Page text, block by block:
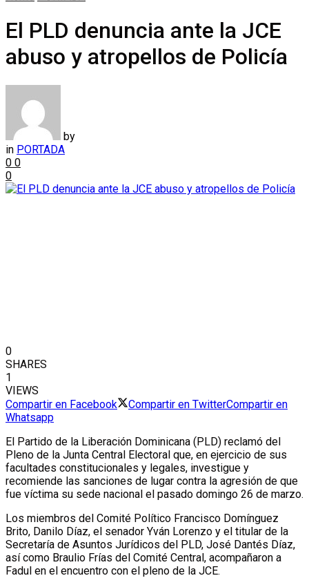
El PLD denuncia ante la JCE
abuso y atropellos de Policía
by
in PORTADA
0 0
0
0
SHARES
1
VIEWS
Compartir en Facebook
Compartir en TwitterCompartir en
Whatsapp
El Partido de la Liberación Dominicana (PLD) reclamó del
Pleno de la Junta Central Electoral que, en ejercicio de sus
facultades constitucionales y legales, investigue y
recomiende las sanciones de lugar contra la agresión de que
fue víctima su sede nacional el pasado domingo 26 de marzo.
Los miembros del Comité Político Francisco Domínguez
Brito, Danilo Díaz, el senador Yván Lorenzo y el titular de la
Secretaría de Asuntos Jurídicos del PLD, José Dantés Díaz,
así como Braulio Frías del Comité Central, acompañaron a
Fadul en el encuentro con el pleno de la JCE.